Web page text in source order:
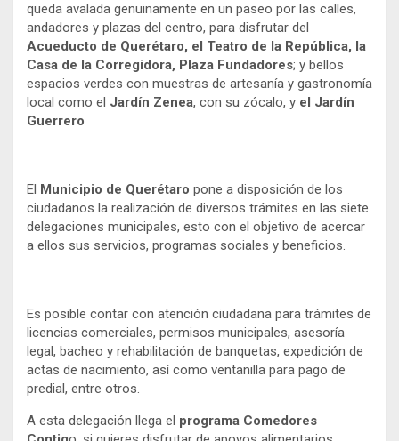
queda avalada genuinamente en un paseo por las calles,
andadores y plazas del centro, para disfrutar del
Acueducto de Querétaro, el Teatro de la República, la
Casa de la Corregidora, Plaza Fundadores; y bellos
espacios verdes con muestras de artesanía y gastronomía
local como el Jardín Zenea, con su zócalo, y el Jardín
Guerrero
El Municipio de Querétaro pone a disposición de los
ciudadanos la realización de diversos trámites en las siete
delegaciones municipales, esto con el objetivo de acercar
a ellos sus servicios, programas sociales y beneficios.
Es posible contar con atención ciudadana para trámites de
licencias comerciales, permisos municipales, asesoría
legal, bacheo y rehabilitación de banquetas, expedición de
actas de nacimiento, así como ventanilla para pago de
predial, entre otros.
A esta delegación llega el programa Comedores